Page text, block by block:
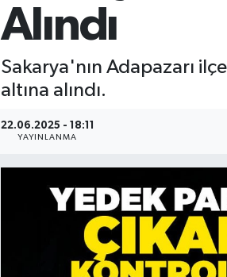
Alındı
Sakarya'nın Adapazarı
altına alındı.
22.06.2025 - 18:11
YAYINLANMA